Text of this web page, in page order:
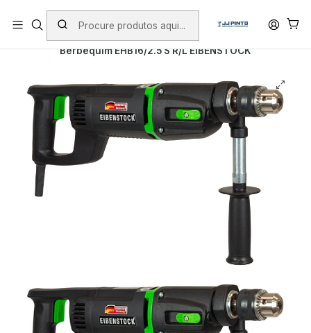
PORTES INCLUÍDOS EM ENCOMENDAS +75€ (excepto ilhas)
Início PRODUTOS
FERRAMENTAS COM FIO
Berbequim EHB16/2.5 S R/L EIBENSTOCK